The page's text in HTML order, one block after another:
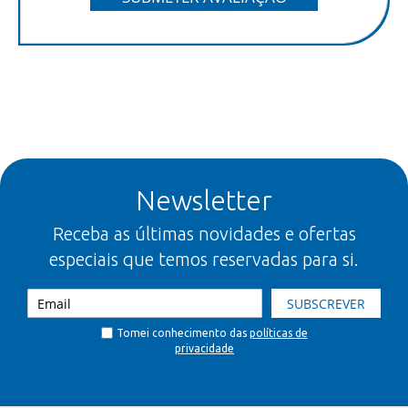
Newsletter
Receba as últimas novidades e ofertas
especiais que temos reservadas para si.
SUBSCREVER
Tomei conhecimento das políticas de
privacidade